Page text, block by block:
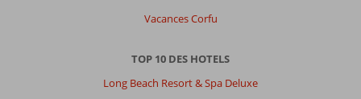
Vacances Corfu
TOP 10 DES HOTELS
Long Beach Resort & Spa Deluxe